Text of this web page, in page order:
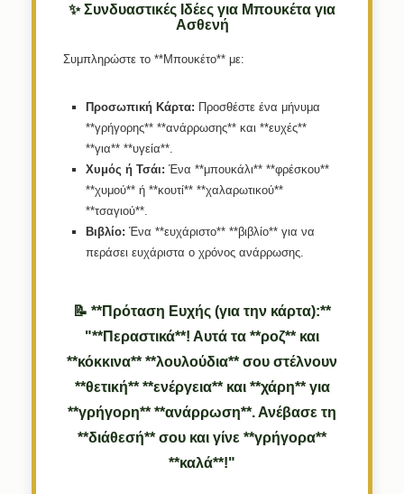
✨ Συνδυαστικές Ιδέες για Μπουκέτα για
Ασθενή
Συμπληρώστε το **Μπουκέτο** με:
Προσωπική Κάρτα: Προσθέστε ένα μήνυμα
**γρήγορης** **ανάρρωσης** και **ευχές**
**για** **υγεία**.
Χυμός ή Τσάι: Ένα **μπουκάλι** **φρέσκου**
**χυμού** ή **κουτί** **χαλαρωτικού**
**τσαγιού**.
Βιβλίο: Ένα **ευχάριστο** **βιβλίο** για να
περάσει ευχάριστα ο χρόνος ανάρρωσης.
📝 **Πρόταση Ευχής (για την κάρτα):**
"**Περαστικά**! Αυτά τα **ροζ** και
**κόκκινα** **λουλούδια** σου στέλνουν
**θετική** **ενέργεια** και **χάρη** για
**γρήγορη** **ανάρρωση**. Ανέβασε τη
**διάθεσή** σου και γίνε **γρήγορα**
**καλά**!"